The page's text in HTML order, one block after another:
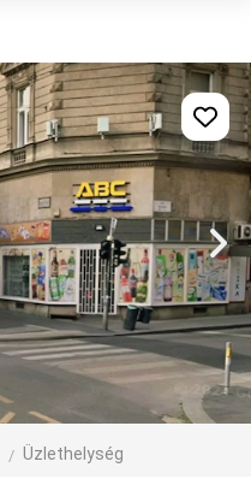
Üzlethelység